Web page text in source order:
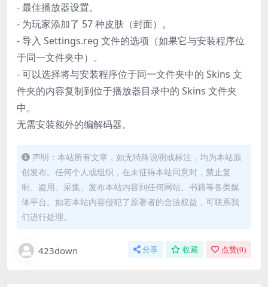
- 最佳播放器设置。
- 为玩家添加了 57 种皮肤（封面）。
- 导入 Settings.reg 文件的选项（如果它与安装程序位
于同一文件夹中）。
- 可以选择将与安装程序位于同一文件夹中的 Skins 文
件夹的内容复制到位于播放器目录中的 Skins 文件夹
中。
无需安装额外的编解码器。
声明：本站所有文章，如无特殊说明或标注，均为本站原
创发布。任何个人或组织，在未征得本站同意时，禁止复
制、盗用、采集、发布本站内容到任何网站、书籍等各类媒
体平台。如若本站内容侵犯了原著者的合法权益，可联系我
们进行处理。
423down 分享 收藏 点赞(0)